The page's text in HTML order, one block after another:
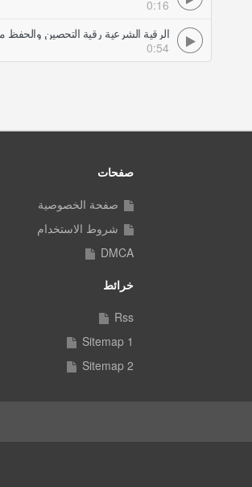
0:16
0:54
صفحات
صفحة الخصوصية
شروط الاستخدام
DMCA
خرائط
Rss
Sitemap 1
Sitemap 2